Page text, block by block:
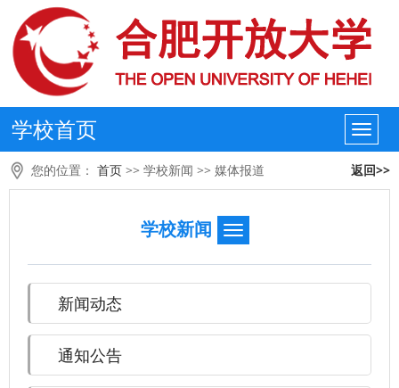
学校首页
您的位置： 首页 >> 学校新闻 >> 媒体报道 返回>>
学校新闻
新闻动态
通知公告